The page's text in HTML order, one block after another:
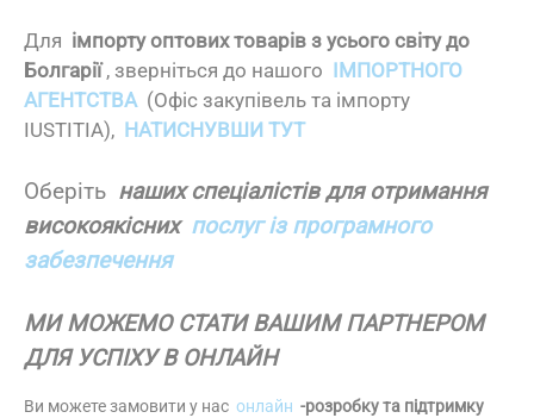
Для імпорту оптових товарів з усього світу до
Болгарії, зверніться до нашого ІМПОРТНОГО
АГЕНТСТВА(Офіс закупівель та імпорту
IUSTITIA), НАТИСНУВШИ ТУТ
Оберіть наших спеціалістів для отримання
високоякісних послуг із програмного
забезпечення
МИ МОЖЕМО СТАТИ ВАШИМ ПАРТНЕРОМ
ДЛЯ УСПІХУ В ОНЛАЙН
Ви можете замовити у нас онлайн -розробку та підтримку